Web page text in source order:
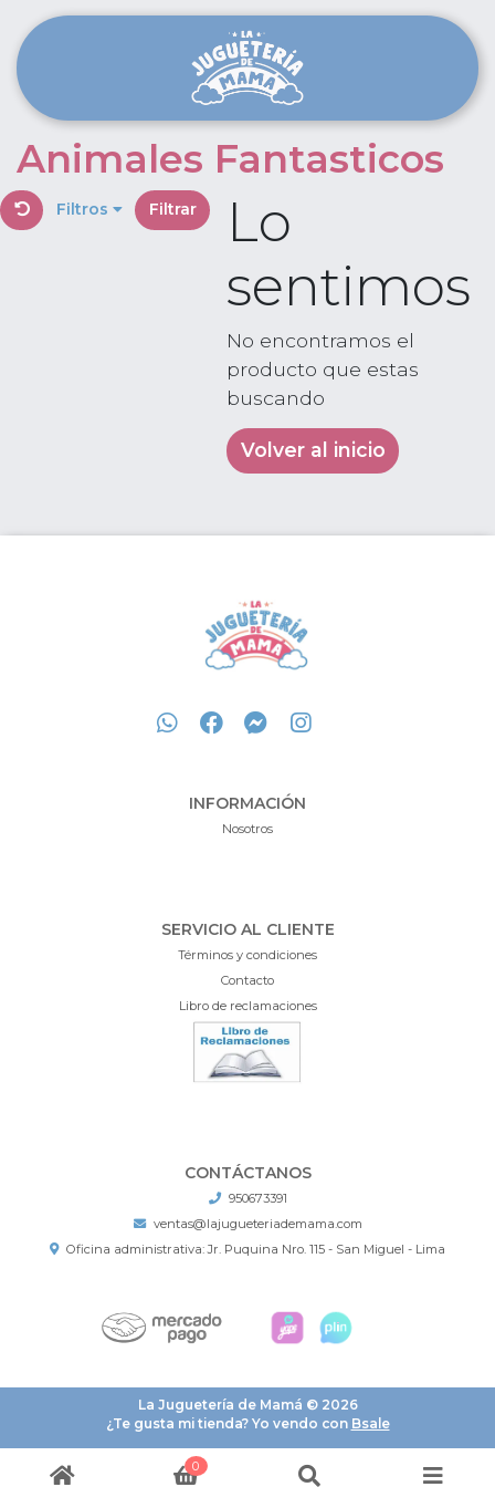
Animales Fantasticos
Filtros Filtrar
Lo
sentimos
No encontramos el
producto que estas
buscando
Volver al inicio
INFORMACIÓN
Nosotros
SERVICIO AL CLIENTE
Términos y condiciones
Contacto
Libro de reclamaciones
CONTÁCTANOS
950673391
ventas@lajugueteriademama.com
Oficina administrativa: Jr. Puquina Nro. 115 - San Miguel - Lima
La Juguetería de Mamá © 2026
¿Te gusta mi tienda? Yo vendo con Bsale
0